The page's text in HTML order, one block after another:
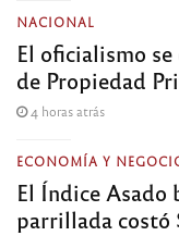
NACIONAL
El oficialismo
de Propiedad
4 horas atrás
ECONOMÍA Y
El Índice Asado
parrillada costó